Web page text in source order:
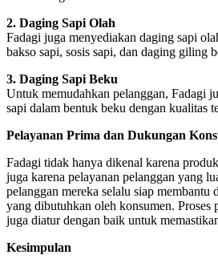
2. Daging Sapi Olah
Fadagi juga menyediakan daging sapi
bakso sapi, sosis sapi, dan daging giling
3. Daging Sapi Beku
Untuk memudahkan pelanggan, Fadagi
sapi dalam bentuk beku dengan kualitas
Pelayanan Prima dan Dukungan
Fadagi tidak hanya dikenal karena
juga karena pelayanan pelanggan yang
pelanggan mereka selalu siap membantu
yang dibutuhkan oleh konsumen. Proses
juga diatur dengan baik untuk
Kesimpulan